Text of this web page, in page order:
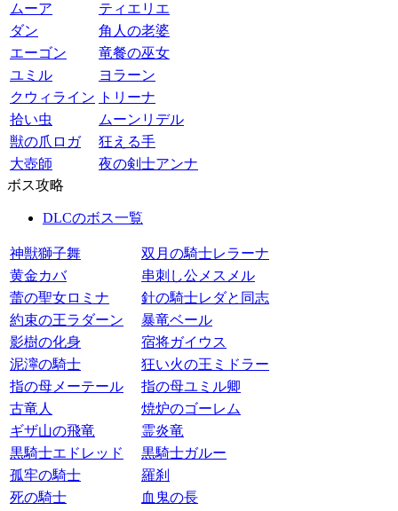
ムーア
ティエリエ
ダン
角人の老婆
エーゴン
竜餐の巫女
ユミル
ヨラーン
クウィライン
トリーナ
拾い虫
ムーンリデル
獣の爪ロガ
狂える手
大壺師
夜の剣士アンナ
ボス攻略
DLCのボス一覧
神獣獅子舞
双月の騎士レラーナ
黄金カバ
串刺し公メスメル
蕾の聖女ロミナ
針の騎士レダと同志
約束の王ラダーン
暴竜ベール
影樹の化身
宿将ガイウス
泥濘の騎士
狂い火の王ミドラー
指の母メーテール
指の母ユミル卿
古竜人
焼炉のゴーレム
ギザ山の飛竜
霊炎竜
黒騎士エドレッド
黒騎士ガルー
孤牢の騎士
羅刹
死の騎士
血鬼の長